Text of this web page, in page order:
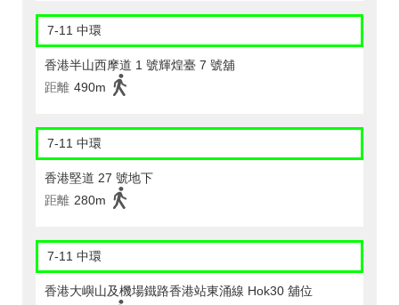
7-11 中環
香港半山西摩道 1 號輝煌臺 7 號舖
距離 490m
7-11 中環
香港堅道 27 號地下
距離 280m
7-11 中環
香港大嶼山及機場鐵路香港站東涌線 Hok30 舖位